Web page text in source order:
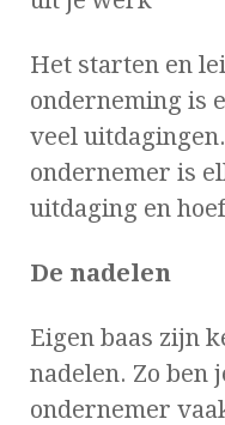
Het starten en
onderneming is
veel
ondernemer is
uitdaging en
De nadelen
Eigen baas zijn
nadelen. Zo ben
ondernemer